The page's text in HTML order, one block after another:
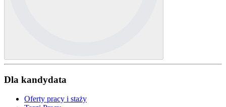
Dla kandydata
Oferty pracy i staży